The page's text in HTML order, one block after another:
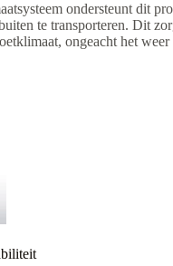
ondersteunt dit
te transporteren. Dit
ongeacht het